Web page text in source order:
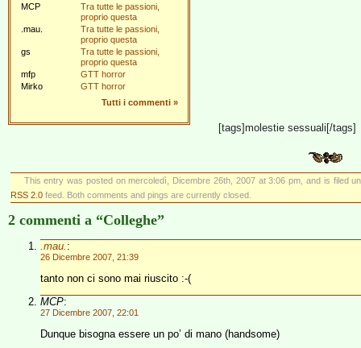
MCP
Tra tutte le passioni,
proprio questa
.mau.
Tra tutte le passioni,
proprio questa
gs
Tra tutte le passioni,
proprio questa
mfp
GTT horror
Mirko
GTT horror
Tutti i commenti »
[tags]molestie sessuali[/tags]
This entry was posted on mercoledì, Dicembre 26th, 2007 at 3:06 pm, and is filed
RSS 2.0 feed. Both comments and pings are currently closed.
2 commenti a “Colleghe”
.mau. :
26 Dicembre 2007, 21:39
tanto non ci sono mai riuscito :-(
MCP:
27 Dicembre 2007, 22:01
Dunque bisogna essere un po’ di mano (handsome)